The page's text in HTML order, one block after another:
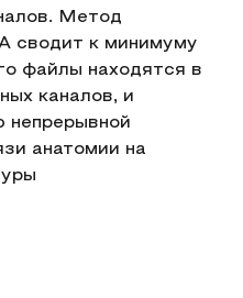
Метод
сводит к минимуму
файлы находятся в
каналов, и
непрерывной
анатомии на